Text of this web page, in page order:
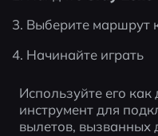
Выберите маршрут
Начинайте играть
Используйте его
инструмент для
вылетов, вызванных